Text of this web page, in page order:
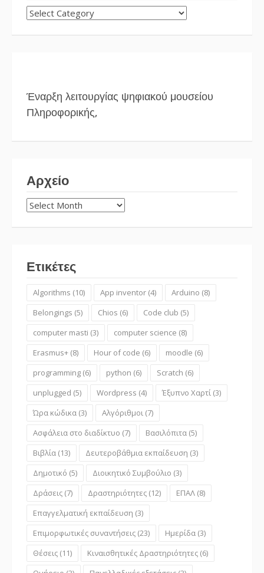
ΚΑΤΗΓΟΡΊΕΣ
Έναρξη λειτουργίας ψηφιακού μουσείου
Πληροφορικής,
Αρχείο
Αρχείο
Ετικέτες
Algorithms (10) App inventor (4) Arduino (8)
Belongings (5) Chios (6) Code club (5)
computer masti (3) computer science (8)
Erasmus+ (8) Hour of code (6) moodle (6)
programming (6) python (6) Scratch (6)
unplugged (5) Wordpress (4) Έξυπνο Χαρτί (3)
Ώρα κώδικα (3) Αλγόριθμοι (7)
Ασφάλεια στο διαδίκτυο (7) Βασιλόπιτα (5)
Βιβλία (13) Δευτεροβάθμια εκπαίδευση (3)
Δημοτικό (5) Διοικητικό Συμβούλιο (3)
Δράσεις (7) Δραστηριότητες (12) ΕΠΑΛ (8)
Επαγγελματική εκπαίδευση (3)
Επιμορφωτικές συναντήσεις (23) Ημερίδα (3)
Θέσεις (11) Κιναισθητικές Δραστηριότητες (6)